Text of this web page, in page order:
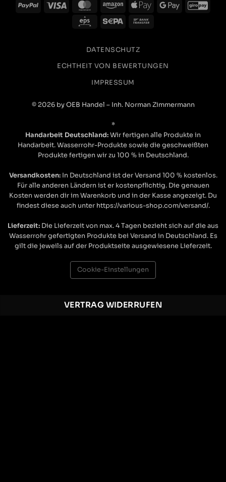
PayPal Visa MasterCardAmazon Apple
Google
Eps
Sepa
DATENSCHUTZ
ECHTHEIT VON BEWERTUNGEN
IMPRESSUM
© 2026 by OEB Handel – Inh. Norman Zimmermann
*
Handarbeit Deutschland:Wir fertigen alle Produkte in
Handarbeit. Wasserrohr-Produkte sowie die geschweißten
Produkte fertigen wir zu 100 % in Deutschland.
Versandkosten:In Deutschland ist der Versand 100 % kostenlos.
Für alle anderen Ländern ist er kostenpflichtig. Die genauen
Kosten werden dir im Warenkorb und in der Kasse angezeigt. Du
findest diese auch unter https://various-shop.com/versand/.
Lieferzeit: Die Lieferzeit von max. 4 Tagen bezieht sich auf die aus
Wasserrohr gefertigten Produkte bei Versand in Deutschland. Es
gilt die jeweils auf der Produktseite ausgewiesene Lieferzeit.
Cookie-Einstellungen
VERTRAG WIDERRUFEN